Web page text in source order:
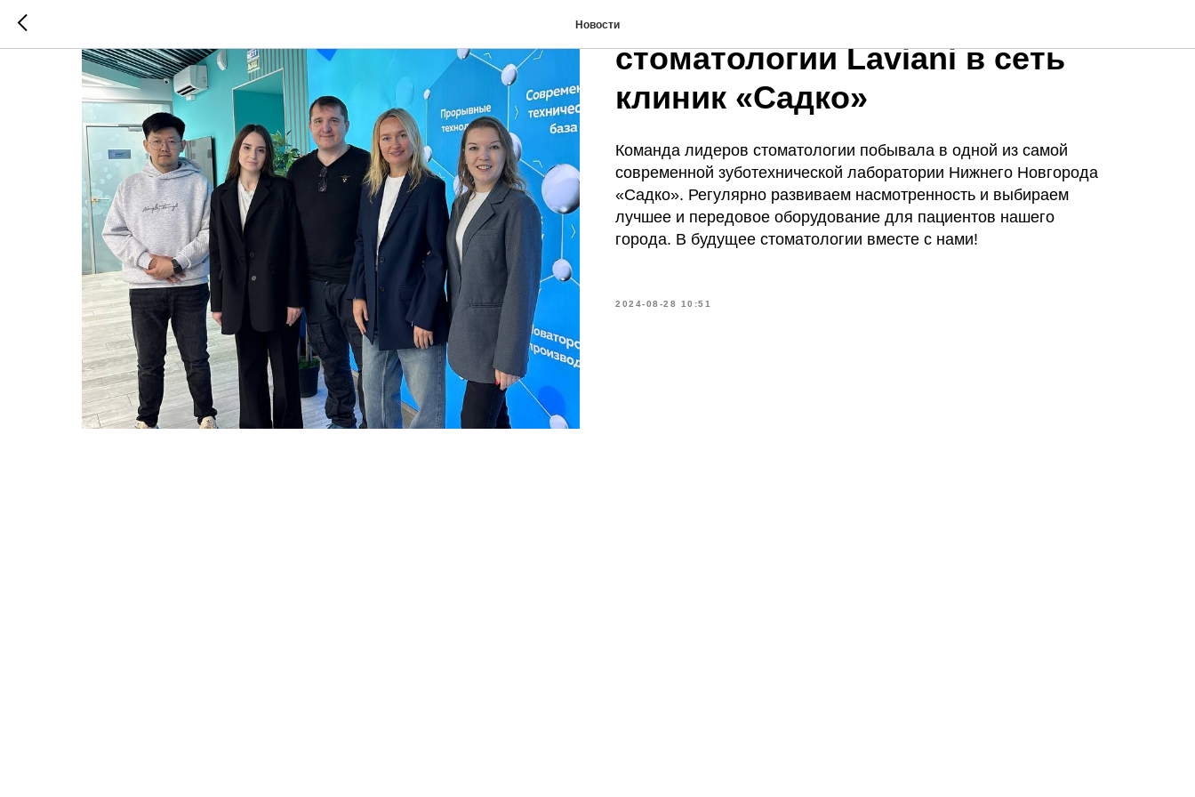
НовостиПоездка лидеров
стоматологии Laviani в сеть
клиник «Садко»
Команда лидеров стоматологии побывала в одной из самой
современной зуботехнической лаборатории Нижнего Новгорода
«Садко». Регулярно развиваем насмотренность и выбираем
лучшее и передовое оборудование для пациентов нашего
города. В будущее стоматологии вместе с нами!
2024-08-28 10:51